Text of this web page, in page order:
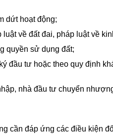
dứt hoạt động;
về đất đai, pháp luật về
quyền sử dụng đất;
đầu tư hoặc theo quy định
nhà đầu tư chuyển
cần đáp ứng các điều kiện